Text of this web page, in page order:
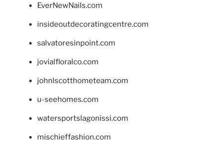
EverNewNails.com
insideoutdecoratingcentre.com
salvatoresinpoint.com
jovialfloralco.com
johnlscotthometeam.com
u-seehomes.com
watersportslagonissi.com
mischieffashion.com